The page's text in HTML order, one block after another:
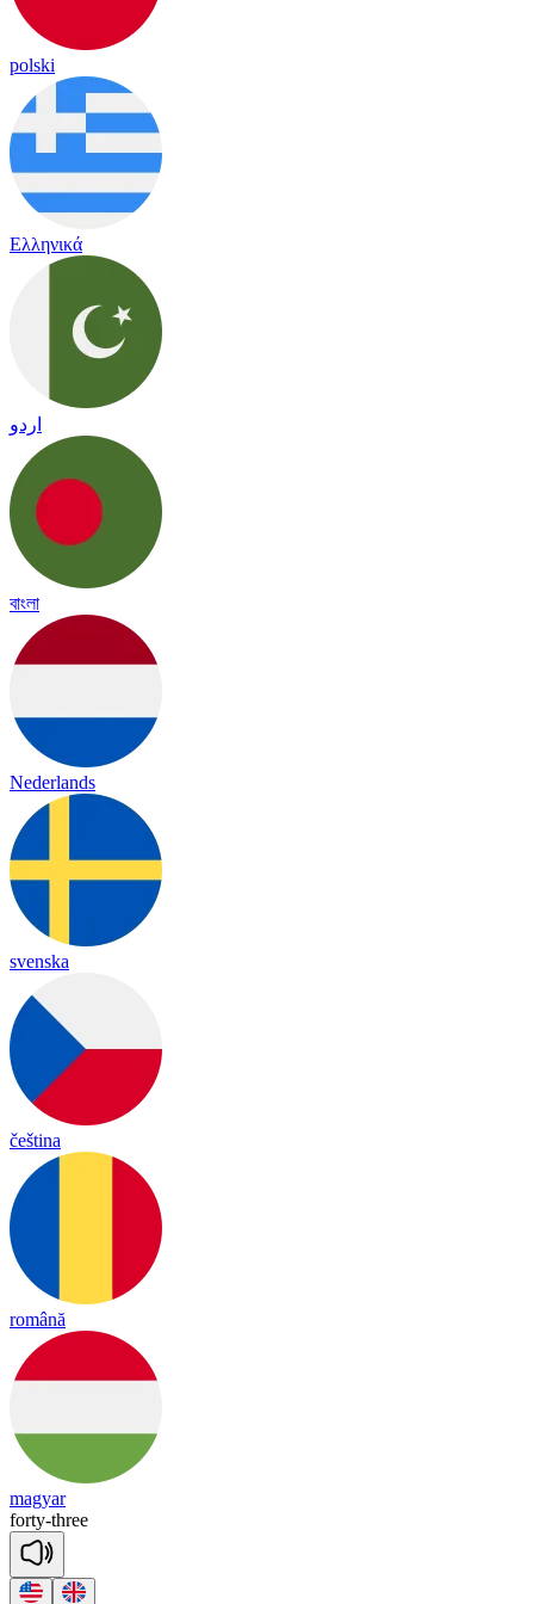
polski
Ελληνικά
اردو
বাংলা
Nederlands
svenska
čeština
română
magyar
forty-three